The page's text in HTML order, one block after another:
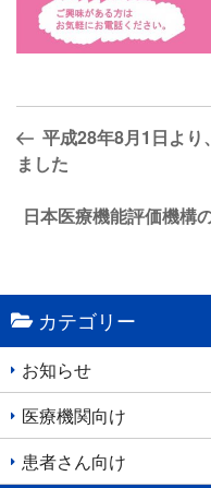
投
稿
ビ
ー
シ
ョ
ン
前
の
稿
平成28年8月1日より
ました
次
稿
日本医療機能評価機構
カテゴリー
お知らせ
医療機関向け
患者さん向け